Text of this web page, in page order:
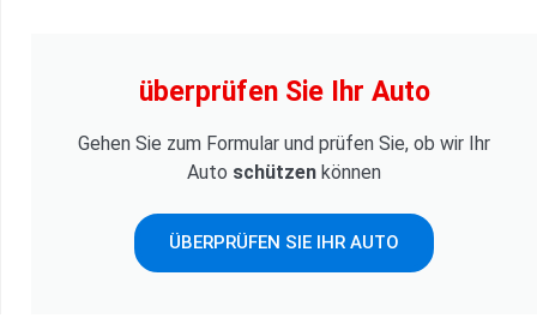
überprüfen Sie Ihr Auto
Gehen Sie zum Formular und prüfen Sie, ob wir Ihr
Auto schützen können
ÜBERPRÜFEN SIE IHR AUTO